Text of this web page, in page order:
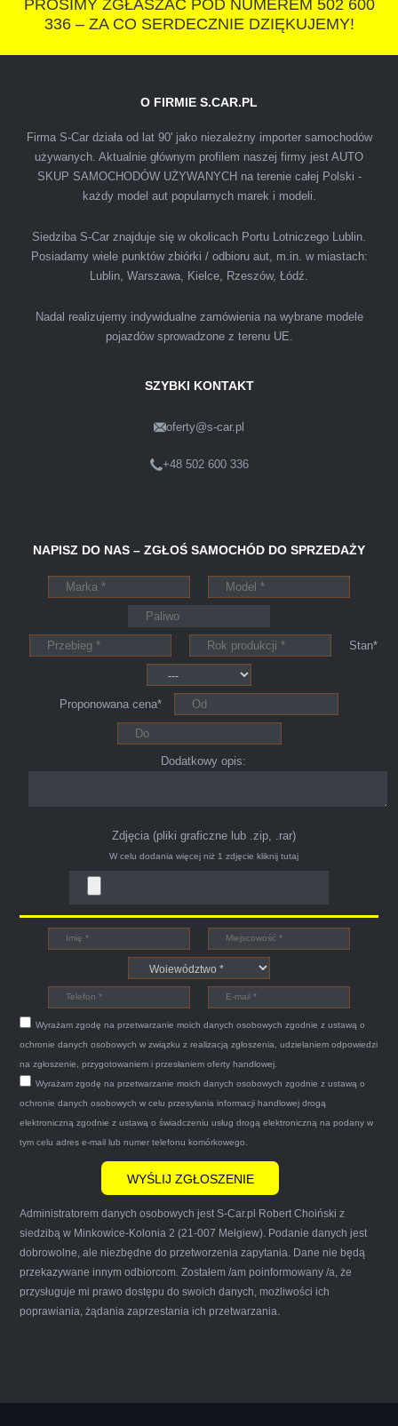
Polecam firmę s-car ze Świdnika. Dawno nie
spotkałem się z tak profesjonalnym i uczciwym
podejściem. Szybko, sprawnie, w miłej
samochodu może być załatwiona tak
przyjemnie i przede wszystkim na korzystnych
Lublin
Powiedział że sprzedał ostatnio swojego
Peugeota dwie godziny po telefonie do skupu
aut s-car.pl. Zadzwoniłem pod nr tel 703 403
młodych kulturalnych panów przy kawie w
ciągu 15min odkupili ode mnie samochód.
Polecam pewna i profesjonalna firma maja
konto na Facebooku .
Bogdan
Witam,ja jestem bardzo zadowolona z usługi S-
Car.pl sprzedałam swoją wysłużoną corsinę
tego samego dnia miły grzeczny pan przyjechał
po trzech godzinach autolawetą sprawnie
zapakował auto wypisał dokumenty i wypłacił
gotówkę.Zdecydowanie mogę polecić tą firmę
że są na FACEBOOKU i każdy tam może
wyrazić opinię na ich temat.
Iwona Górska
PROSIMY ZGŁASZAĆ POD NUMEREM 502 600
336 – ZA CO SERDECZNIE DZIĘKUJEMY!
O FIRMIE S.CAR.PL
Firma S-Car działa od lat 90' jako niezależny importer samochodów
używanych. Aktualnie głównym profilem naszej firmy jest AUTO
SKUP SAMOCHODÓW UŻYWANYCH na terenie całej Polski -
każdy model aut popularnych marek i modeli.
Siedziba S-Car znajduje się w okolicach Portu Lotniczego Lublin.
Posiadamy wiele punktów zbiórki / odbioru aut, m.in. w miastach:
Lublin, Warszawa, Kielce, Rzeszów, Łódź.
Nadal realizujemy indywidualne zamówienia na wybrane modele
pojazdów sprowadzone z terenu UE.
SZYBKI KONTAKT
oferty@s-car.pl
+48 502 600 336
NAPISZ DO NAS – ZGŁOŚ SAMOCHÓD DO SPRZEDAŻY
Stan*
Proponowana cena*
Dodatkowy opis:
Zdjęcia (pliki graficzne lub .zip, .rar)
W celu dodania więcej niż 1 zdjęcie kliknij tutaj
Wyrażam zgodę na przetwarzanie moich danych osobowych zgodnie z ustawą o
ochronie danych osobowych w związku z realizacją zgłoszenia, udzielaniem odpowiedzi
na zgłoszenie, przygotowaniem i przesłaniem oferty handlowej.
Wyrażam zgodę na przetwarzanie moich danych osobowych zgodnie z ustawą o
ochronie danych osobowych w celu przesyłania informacji handlowej drogą
elektroniczną zgodnie z ustawą o świadczeniu usług drogą elektroniczną na podany w
tym celu adres e-mail lub numer telefonu komórkowego.
Administratorem danych osobowych jest S-Car.pl Robert Choiński z
siedzibą w Minkowice-Kolonia 2 (21-007 Mełgiew). Podanie danych jest
dobrowolne, ale niezbędne do przetworzenia zapytania. Dane nie będą
przekazywane innym odbiorcom. Zostałem /am poinformowany /a, że
przysługuje mi prawo dostępu do swoich danych, możliwości ich
poprawiania, żądania zaprzestania ich przetwarzania.